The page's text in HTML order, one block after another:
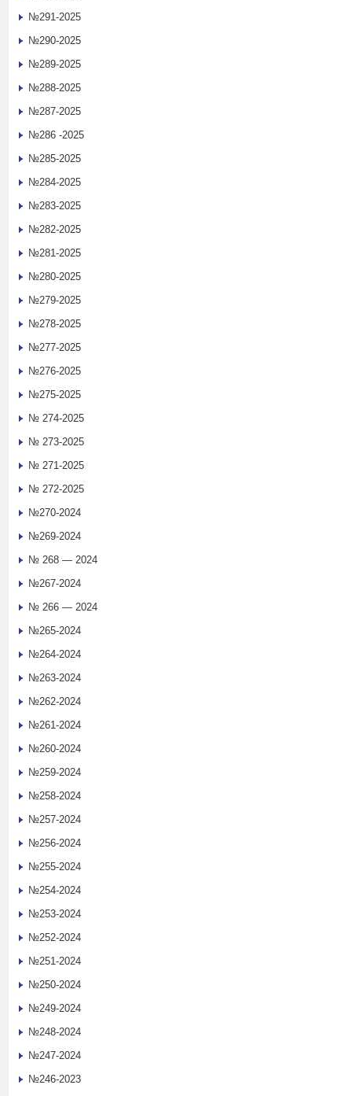
№291-2025
№290-2025
№289-2025
№288-2025
№287-2025
№286 -2025
№285-2025
№284-2025
№283-2025
№282-2025
№281-2025
№280-2025
№279-2025
№278-2025
№277-2025
№276-2025
№275-2025
№ 274-2025
№ 273-2025
№ 271-2025
№ 272-2025
№270-2024
№269-2024
№ 268 — 2024
№267-2024
№ 266 — 2024
№265-2024
№264-2024
№263-2024
№262-2024
№261-2024
№260-2024
№259-2024
№258-2024
№257-2024
№256-2024
№255-2024
№254-2024
№253-2024
№252-2024
№251-2024
№250-2024
№249-2024
№248-2024
№247-2024
№246-2023